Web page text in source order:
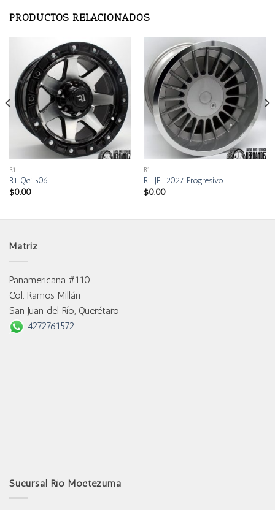
PRODUCTOS RELACIONADOS
R1
R1 Qc1506
$0.00
R1
R1 JF-2027 Progresivo
$0.00
Matriz
Panamericana #110
Col. Ramos Millán
San Juan del Río, Querétaro
4272761572
Sucursal Río Moctezuma